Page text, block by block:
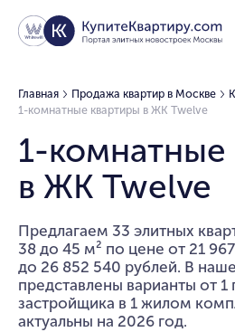
Главная Продажа квартир в Москве
1-комнатные квартиры в ЖК Twelve
1-комнатные
в ЖК Twelve
Предлагаем 33 элитных
38 до 45 м² по цене от 21
до 26 852 540 рублей. В
представлены варианты от
застройщика в 1 жилом
актуальны на 2026 год.